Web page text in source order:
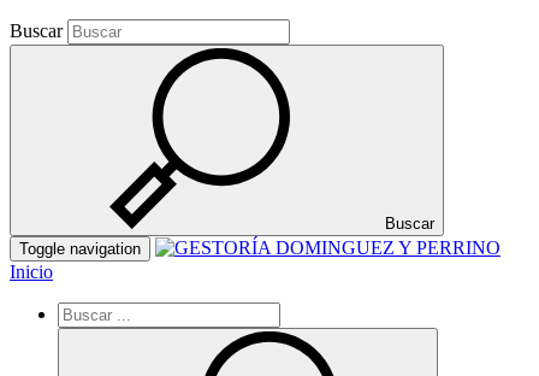
Buscar
Buscar
Toggle navigation
Inicio